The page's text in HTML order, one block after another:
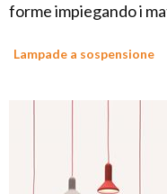
forme impiegando i
Lampade a sospensione